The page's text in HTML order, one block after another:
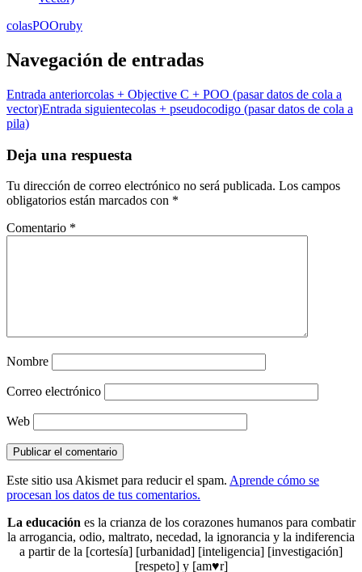
colasPOOruby
Navegación de entradas
Entrada anteriorcolas + Objective C + POO (pasar datos de cola a
vector)Entrada siguientecolas + pseudocodigo (pasar datos de cola a
pila)
Deja una respuesta
Tu dirección de correo electrónico no será publicada. Los campos
obligatorios están marcados con *
Comentario *
Nombre
Correo electrónico
Web
Este sitio usa Akismet para reducir el spam. Aprende cómo se
procesan los datos de tus comentarios.
La educaciónes la crianza de los corazones humanos para combatir
la arrogancia, odio, maltrato, necedad, la ignorancia y la indiferencia
a partir de la [cortesía] [urbanidad] [inteligencia] [investigación]
[respeto] y [am♥r]